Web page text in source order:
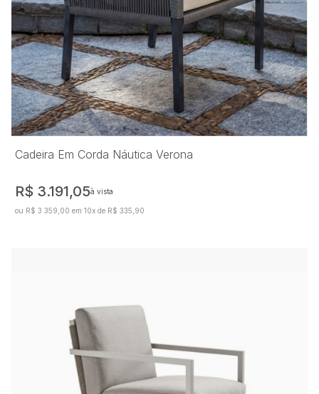
Cadeira Em Corda Náutica Verona
R$ 3.191,05à vista
ou R$ 3.359,00 em 10x de R$ 335,90